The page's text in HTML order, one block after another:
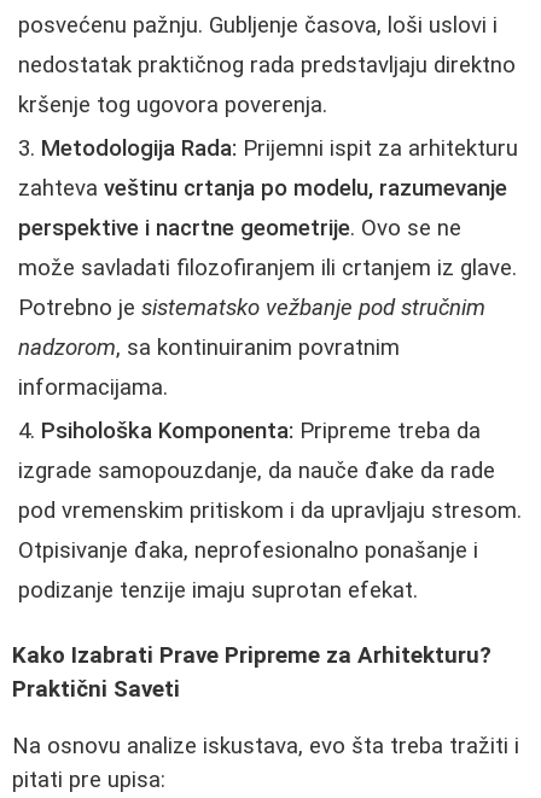
posvećenu pažnju. Gubljenje časova, loši uslovi i
nedostatak praktičnog rada predstavljaju direktno
kršenje tog ugovora poverenja.
Metodologija Radа: Prijemni ispit za arhitekturu
zahteva veštinu crtanja po modelu, razumevanje
perspektive i nacrtne geometrije. Ovo se ne
može savladati filozofiranjem ili crtanjem iz glave.
Potrebno je sistematsko vežbanje pod stručnim
nadzorom, sa kontinuiranim povratnim
informacijama.
Psihološka Komponenta: Pripreme treba da
izgrade samopouzdanje, da nauče đake da rade
pod vremenskim pritiskom i da upravljaju stresom.
Otpisivanje đaka, neprofesionalno ponašanje i
podizanje tenzije imaju suprotan efekat.
Kako Izabrati Prave Pripreme za Arhitekturu?
Praktični Saveti
Na osnovu analize iskustava, evo šta treba tražiti i
pitati pre upisa: